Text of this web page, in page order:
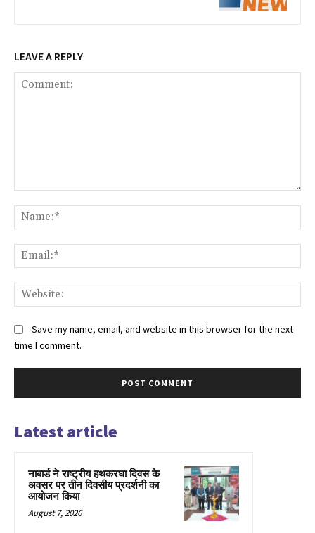
LEAVE A REPLY
Save my name, email, and website in this browser for the next
time I comment.
Latest article
नाबार्ड ने राष्ट्रीय हथकरघा दिवस के
अवसर पर तीन दिवसीय प्रदर्शनी का
आयोजन किया
August 7, 2026